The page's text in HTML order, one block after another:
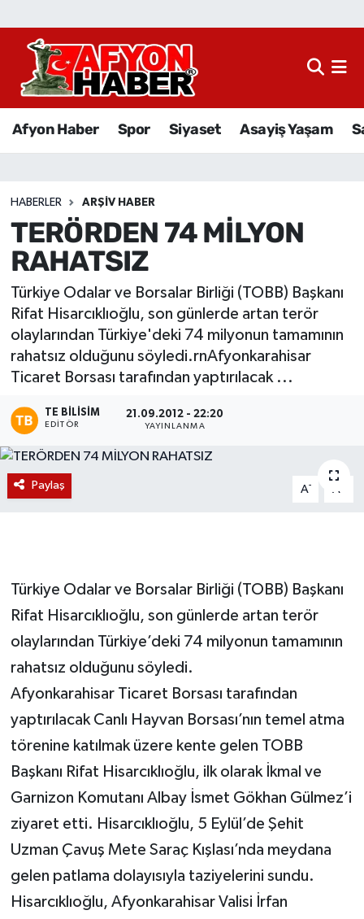
Afyon Haber Spor Siyaset Asayiş Yaşam
HABERLER ARŞIV HABER
TERÖRDEN 74 MİLYON
RAHATSIZ
Türkiye Odalar ve Borsalar Birliği (TOBB) Başkanı
Rifat Hisarcıklıoğlu, son günlerde artan terör
olaylarından Türkiye'deki 74 milyonun tamamının
rahatsız olduğunu söyledi.rnAfyonkarahisar
Ticaret Borsası tarafından yaptırılacak ...
TE BILISIM
EDITÖR
21.09.2012 - 22:20
YAYINLANMA
Paylaş A- A
Türkiye Odalar ve Borsalar Birliği (TOBB) Başkanı
Rifat Hisarcıklıoğlu, son günlerde artan terör
olaylarından Türkiye’deki 74 milyonun tamamının
rahatsız olduğunu söyledi.
Afyonkarahisar Ticaret Borsası tarafından
yaptırılacak Canlı Hayvan Borsası’nın temel atma
törenine katılmak üzere kente gelen TOBB
Başkanı Rifat Hisarcıklıoğlu, ilk olarak İkmal ve
Garnizon Komutanı Albay İsmet Gökhan Gülmez’i
ziyaret etti. Hisarcıklıoğlu, 5 Eylül’de Şehit
Uzman Çavuş Mete Saraç Kışlası’nda meydana
gelen patlama dolayısıyla taziyelerini sundu.
Hisarcıklıoğlu, Afyonkarahisar Valisi İrfan
Afyon Haber
Sağlık
Eğitim
Sivil Toplum
Ekonomi